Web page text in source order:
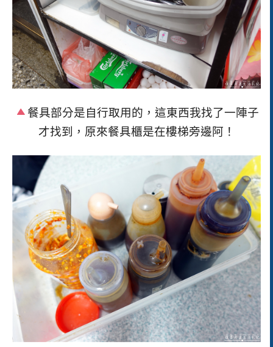
餐具部分是自行取用的，這東西我找了一陣子
才找到，原來餐具櫃是在樓梯旁邊阿！